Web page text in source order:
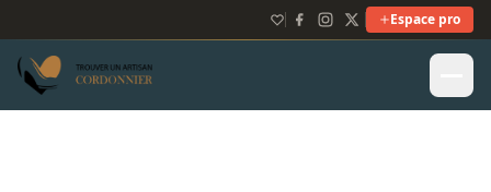
Espace pro